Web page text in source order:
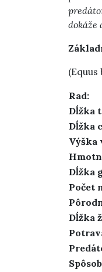
dokáže
Rad:
Dĺžka
Dĺžka
Výška
Dĺžka
Počet
Dĺžka